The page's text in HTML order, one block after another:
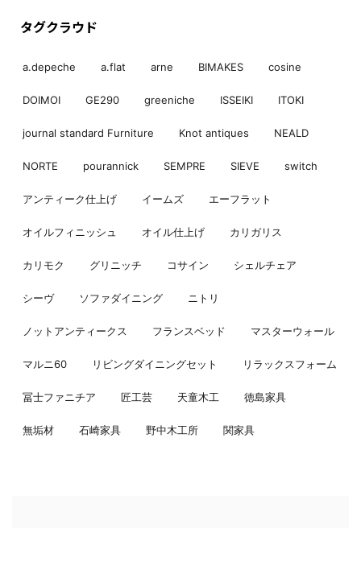
タグクラウド
a.depeche a.flat arne BIMAKES cosine
DOIMOI GE290 greeniche ISSEIKI ITOKI
journal standard Furniture Knot antiques NEALD
NORTE pourannick SEMPRE SIEVE switch
アンティーク仕上げ イームズ エーフラット
オイルフィニッシュ オイル仕上げ カリガリス
カリモク グリニッチ コサイン シェルチェア
シーヴ ソファダイニング ニトリ
ノットアンティークス フランスベッド マスターウォール
マルニ60 リビングダイニングセット リラックスフォーム
冨士ファニチア 匠工芸 天童木工 徳島家具
無垢材 石崎家具 野中木工所 関家具